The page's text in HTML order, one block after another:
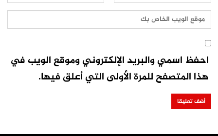
احفظ اسمي والبريد الإلكتروني وموقع الويب في
هذا المتصفح للمرة الأولى التي أعلق فيها.